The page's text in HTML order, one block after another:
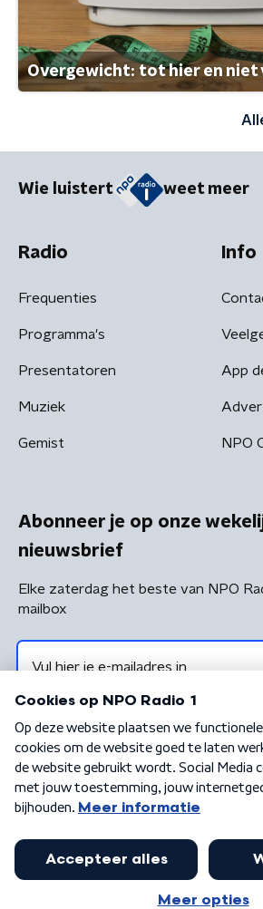
Overgewicht: tot hier en niet
Wie luistert weet meer
Radio
Frequenties
Programma's
Presentatoren
Muziek
Gemist
Info
App
NPO
Abonneer je op onze
nieuwsbrief
Elke zaterdag het beste van NPO
mailbox
Algemene voorwaarden